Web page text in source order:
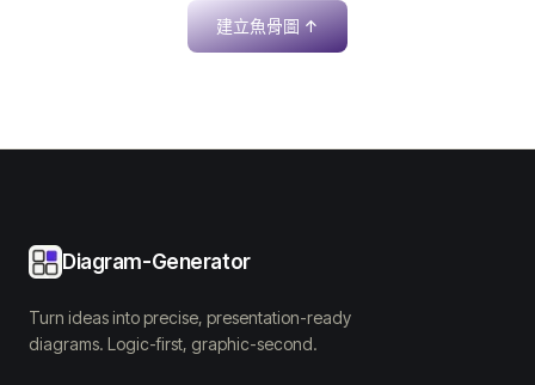
建立魚骨圖 ↑
Diagram-Generator
Turn ideas into precise, presentation-ready
diagrams. Logic-first, graphic-second.